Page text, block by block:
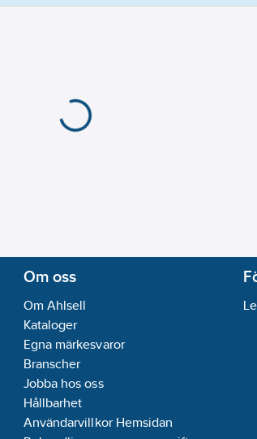
Om oss
Om Ahlsell
Kataloger
Egna märkesvaror
Branscher
Jobba hos oss
Hållbarhet
Användarvillkor Hemsidan